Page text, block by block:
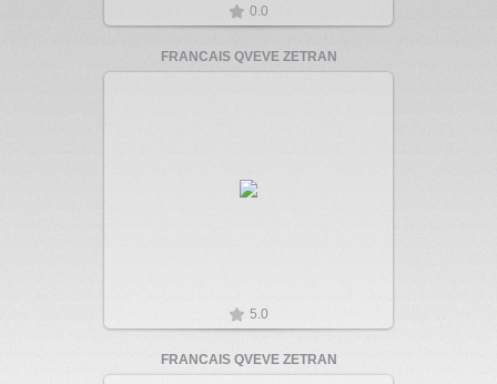
0.0
FRANCAIS QVEVE ZETRAN
Увеличить
5.0
FRANCAIS QVEVE ZETRAN